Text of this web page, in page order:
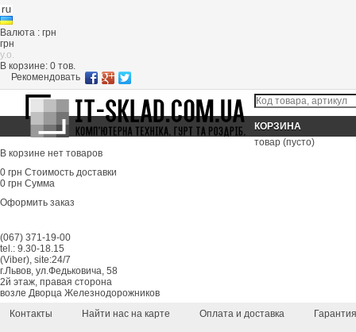
Валюта : грн
грн
y.o.
В корзине: 0 тов.
Рекомендовать
КОРЗИНА
товар (пусто)
В корзине нет товаров
0 грн Стоимость доставки
0 грн Сумма
Оформить заказ
(067) 371-19-00
tel.: 9.30-18.15
(Viber), site:24/7
г.Львов, ул.Федьковича, 58
2й этаж, правая сторона
возле Дворца Железнодорожников
Контакты
Найти нас на карте Оплата и доставка Гарантия